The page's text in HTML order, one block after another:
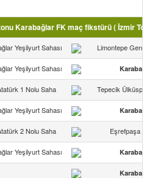
Karabağlar FK maç fikstürü ( İzmir
Yeşilyurt Sahası Limontepe
Yeşilyurt Sahası
1 Nolu Saha Tepecik Ülküspor
Yeşilyurt Sahası
2 Nolu Saha Eşrefpaşa 35
Yeşilyurt Sahası